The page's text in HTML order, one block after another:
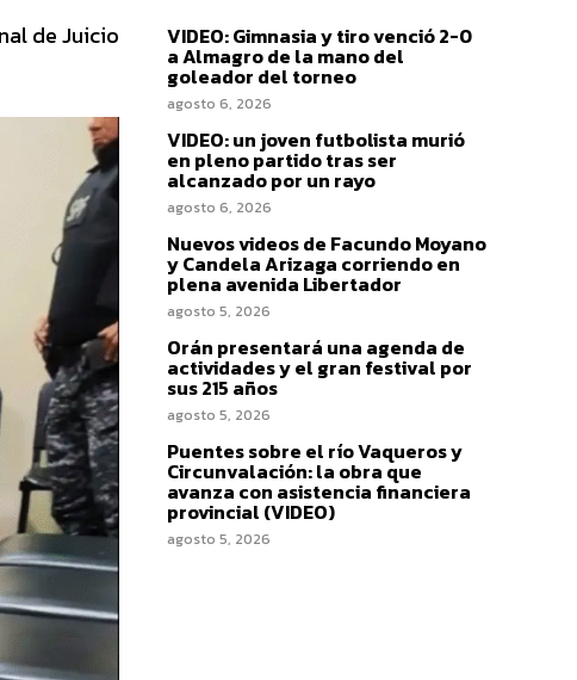
de Juicio
VIDEO: Gimnasia y tiro venció 2-0
a Almagro de la mano del
goleador del torneo
agosto 6, 2026
VIDEO: un joven futbolista murió
en pleno partido tras ser
alcanzado por un rayo
agosto 6, 2026
Nuevos videos de Facundo Moyano
y Candela Arizaga corriendo en
plena avenida Libertador
agosto 5, 2026
Orán presentará una agenda de
actividades y el gran festival por
sus 215 años
agosto 5, 2026
Puentes sobre el río Vaqueros y
Circunvalación: la obra que
avanza con asistencia financiera
provincial (VIDEO)
agosto 5, 2026